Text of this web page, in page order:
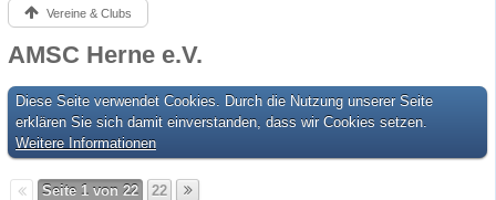
Vereine & Clubs
AMSC Herne e.V.
Diese Seite verwendet Cookies. Durch die Nutzung unserer Seite
erklären Sie sich damit einverstanden, dass wir Cookies setzen.
Weitere Informationen
Seite 1 von 22 22